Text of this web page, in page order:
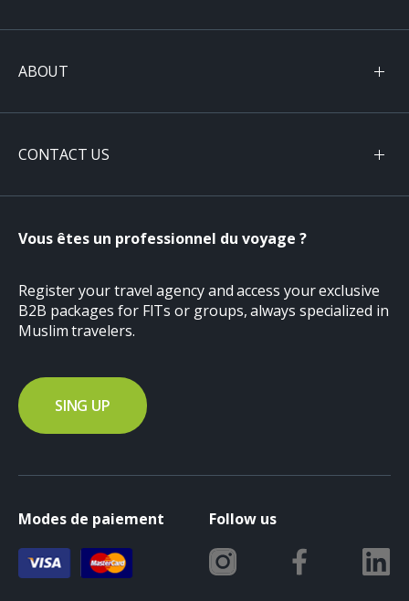
ABOUT
CONTACT US
Vous êtes un professionnel du voyage ?
Register your travel agency and access your exclusive
B2B packages for FITs or groups, always specialized in
Muslim travelers.
SING UP
Modes de paiement Follow us